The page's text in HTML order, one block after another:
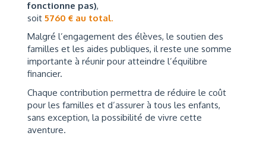
fonctionne pas),
soit 5760 € au total.
Malgré l’engagement des élèves, le soutien des
familles et les aides publiques, il reste une somme
importante à réunir pour atteindre l’équilibre
financier.
Chaque contribution permettra de réduire le coût
pour les familles et d’assurer à tous les enfants,
sans exception, la possibilité de vivre cette
aventure.